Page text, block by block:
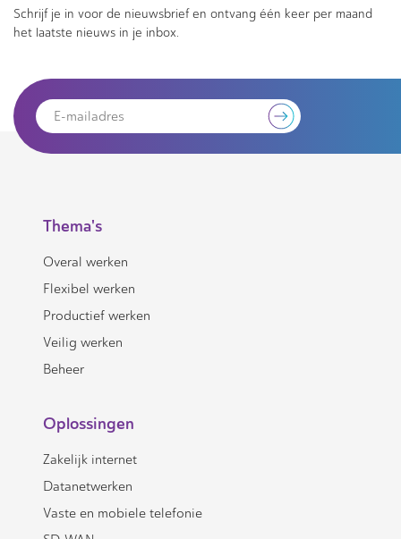
Schrijf je in voor de nieuwsbrief en ontvang één keer per maand
het laatste nieuws in je inbox.
Thema's
Overal werken
Flexibel werken
Productief werken
Veilig werken
Beheer
Oplossingen
Zakelijk internet
Datanetwerken
Vaste en mobiele telefonie